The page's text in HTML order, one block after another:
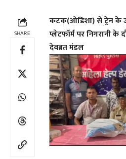
SHARE
कटक(ओडिशा) से ट्रेन के
प्लेटफॉर्म पर निगरानी के
देवब्रत मंडल